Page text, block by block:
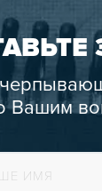
Вашим